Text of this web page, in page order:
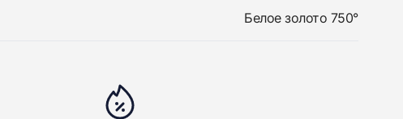
Белое золото 750°